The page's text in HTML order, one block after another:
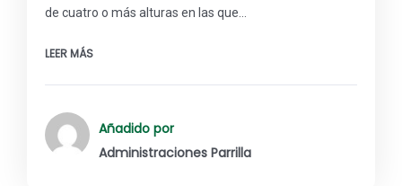
de cuatro o más alturas en las que…
LEER MÁS
Añadido por
Administraciones Parrilla